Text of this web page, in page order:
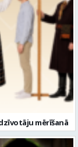
mērīšanā